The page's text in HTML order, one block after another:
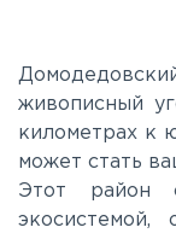
Калужское
Каширское
Киевское
живописный
километрах к
может стать
Этот район